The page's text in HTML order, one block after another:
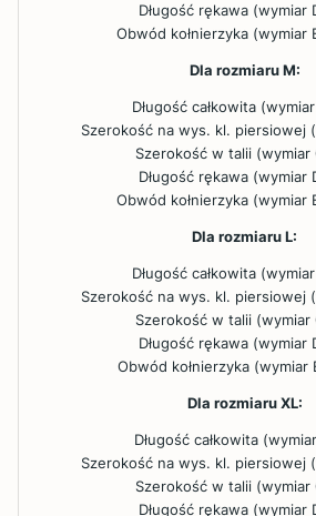
Długość rękawa (wymiar
Obwód kołnierzyka (wymiar
Dla rozmiaru M:
Długość całkowita
Szerokość na wys. kl. piersiowej
Szerokość w talii (wymiar
Długość rękawa (wymiar
Obwód kołnierzyka (wymiar
Dla rozmiaru L:
Długość całkowita
Szerokość na wys. kl. piersiowej
Szerokość w talii (wymiar
Długość rękawa (wymiar
Obwód kołnierzyka (wymiar
Dla rozmiaru XL:
Długość całkowita
Szerokość na wys. kl. piersiowej
Szerokość w talii (wymiar
Długość rękawa (wymiar